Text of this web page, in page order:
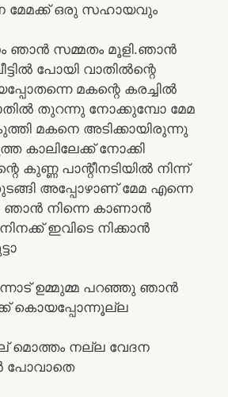
മേമക്ക് ഒരു സഹായവും
ഞാൻ സമ്മതം മൂളി.ഞാൻ
പോയി വാതിൽന്റെ
മകന്റെ കരച്ചിൽ
തുറന്നു നോക്കുമ്പോ മേമ
മകനെ അടിക്കായിരുന്നു
കാലിലേക്ക് നോക്കി
കുണ്ണ പാന്റീനടിയിൽ നിന്ന്
അപ്പോഴാണ് മേമ എന്നെ
ഞാൻ നിന്നെ കാണാൻ
ഇവിടെ നിക്കാൻ
ഉമ്മുമ്മ പറഞ്ഞു ഞാൻ
കൊയപ്പോന്നൂല്ല
മൊത്തം നല്ല വേദന